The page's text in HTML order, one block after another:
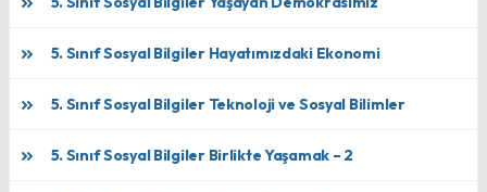
5. Sınıf Sosyal Bilgiler Hayatımızdaki Ekonomi
5. Sınıf Sosyal Bilgiler Teknoloji ve Sosyal Bilimler
5. Sınıf Sosyal Bilgiler Birlikte Yaşamak – 2